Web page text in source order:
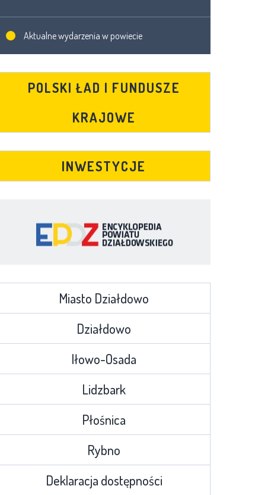
Aktualne wydarzenia w powiecie
POLSKI ŁAD I FUNDUSZE
KRAJOWE
INWESTYCJE
Miasto Działdowo
Działdowo
Iłowo-Osada
Lidzbark
Płośnica
Rybno
Deklaracja dostępności